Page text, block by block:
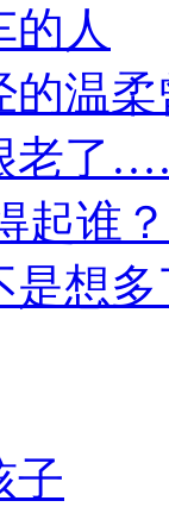
的人
的温
老了
起谁？
是想多
子